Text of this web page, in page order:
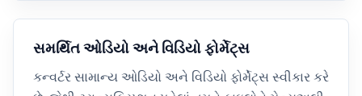
સમર્થિત ઓડિયો અને વિડિયો ફોર્મેટ્સ
કન્વર્ટર સામાન્ય ઓડિયો અને વિડિયો ફોર્મેટ્સ સ્વીકાર કરે